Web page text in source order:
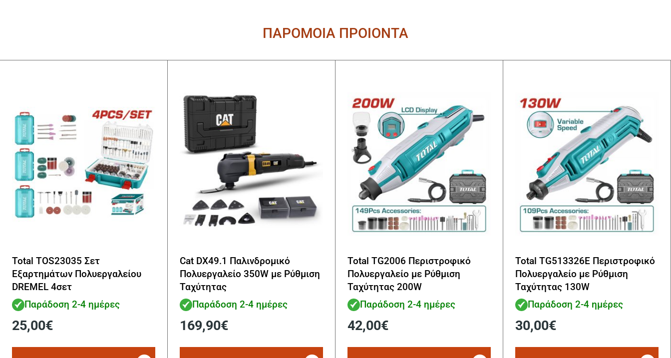
ΠΑΡΟΜΟΙΑ ΠΡΟΙΟΝΤΑ
Total TOS23035 Σετ
Εξαρτημάτων Πολυεργαλείου
DREMEL 4σετ
Παράδοση 2-4 ημέρες
25,00€
Cat DX49.1 Παλινδρομικό
Πολυεργαλείο 350W με Ρύθμιση
Ταχύτητας
Παράδοση 2-4 ημέρες
169,90€
Total TG2006 Περιστροφικό
Πολυεργαλείο με Ρύθμιση
Ταχύτητας 200W
Παράδοση 2-4 ημέρες
42,00€
Total TG513326E Περιστροφικό
Πολυεργαλείο με Ρύθμιση
Ταχύτητας 130W
Παράδοση 2-4 ημέρες
30,00€